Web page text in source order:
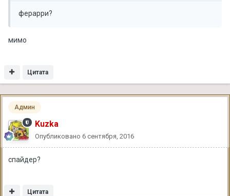
ферарри?
мимо
Цитата
Админ
Kuzka
Опубликовано 6 сентября, 2016
спайдер?
Цитата